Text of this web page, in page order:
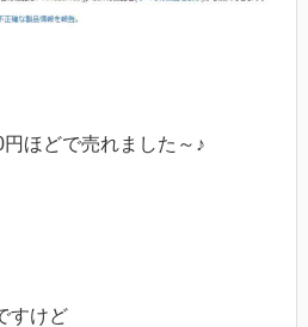
ほどで売れました～♪
すけど